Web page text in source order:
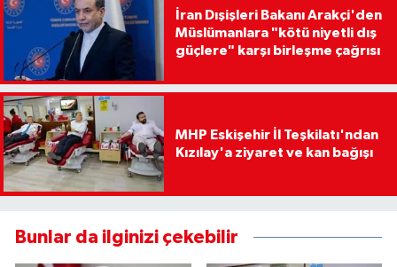
İran Dışişleri Bakanı Arakçi'den
Müslümanlara "kötü niyetli dış
güçlere" karşı birleşme çağrısı
MHP Eskişehir İl Teşkilatı'ndan
Kızılay'a ziyaret ve kan bağışı
Bunlar da ilginizi çekebilir